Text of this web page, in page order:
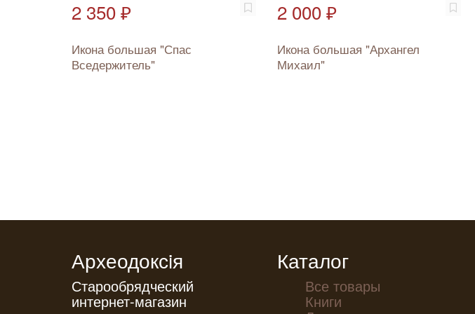
2 350 ₽
Икона большая "Спас
Вседержитель"
2 000 ₽
Икона большая "Архангел
Михаил"
Археодоксiя
Старообрядческий
интернет-магазин
Каталог
Все товары
Книги